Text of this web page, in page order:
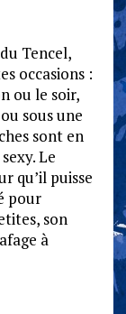
Tencel,
occasions :
ou le soir,
sous une
sont en
Le
qu’il puisse
pour
son
à